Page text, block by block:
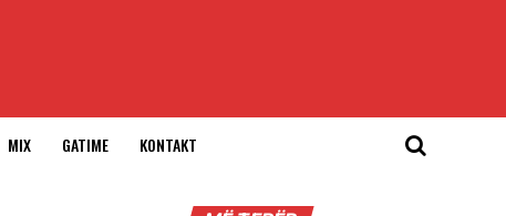
MIX GATIME KONTAKT